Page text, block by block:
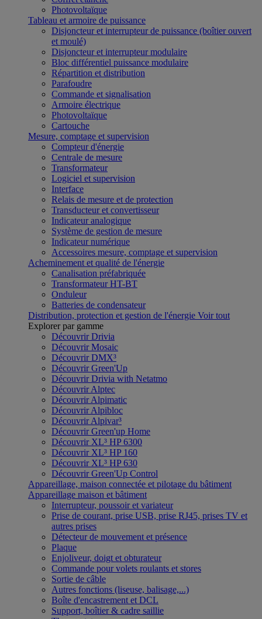
Photovoltaïque
Tableau et armoire de puissance
Disjoncteur et interrupteur de puissance (boîtier ouvert
et moulé)
Disjoncteur et interrupteur modulaire
Bloc différentiel puissance modulaire
Répartition et distribution
Parafoudre
Commande et signalisation
Armoire électrique
Photovoltaïque
Cartouche
Mesure, comptage et supervision
Compteur d'énergie
Centrale de mesure
Transformateur
Logiciel et supervision
Interface
Relais de mesure et de protection
Transducteur et convertisseur
Indicateur analogique
Système de gestion de mesure
Indicateur numérique
Accessoires mesure, comptage et supervision
Acheminement et qualité de l'énergie
Canalisation préfabriquée
Transformateur HT-BT
Onduleur
Batteries de condensateur
Distribution, protection et gestion de l'énergie Voir tout
Explorer par gamme
Découvrir Drivia
Découvrir Mosaic
Découvrir DMX³
Découvrir Green'Up
Découvrir Drivia with Netatmo
Découvrir Alptec
Découvrir Alpimatic
Découvrir Alpibloc
Découvrir Alpivar³
Découvrir Green'up Home
Découvrir XL³ HP 6300
Découvrir XL³ HP 160
Découvrir XL³ HP 630
Découvrir Green'Up Control
Appareillage, maison connectée et pilotage du bâtiment
Appareillage maison et bâtiment
Interrupteur, poussoir et variateur
Prise de courant, prise USB, prise RJ45, prises TV et
autres prises
Détecteur de mouvement et présence
Plaque
Enjoliveur, doigt et obturateur
Commande pour volets roulants et stores
Sortie de câble
Autres fonctions (liseuse, balisage,...)
Boîte d'encastrement et DCL
Support, boîtier & cadre saillie